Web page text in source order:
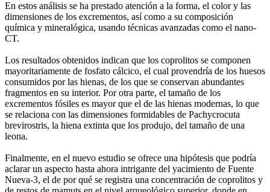
En estos análisis se ha prestado atención a la forma, el color y las
dimensiones de los excrementos, así como a su composición
química y mineralógica, usando técnicas avanzadas como el nano-
CT.
Los resultados obtenidos indican que los coprolitos se componen
mayoritariamente de fosfato cálcico, el cual provendría de los huesos
consumidos por las hienas, de los que se conservan abundantes
fragmentos en su interior. Por otra parte, el tamaño de los
excrementos fósiles es mayor que el de las hienas modernas, lo que
se relaciona con las dimensiones formidables de Pachycrocuta
brevirostris, la hiena extinta que los produjo, del tamaño de una
leona.
Finalmente, en el nuevo estudio se ofrece una hipótesis que podría
aclarar un aspecto hasta ahora intrigante del yacimiento de Fuente
Nueva-3, el de por qué se registra una concentración de coprolitos y